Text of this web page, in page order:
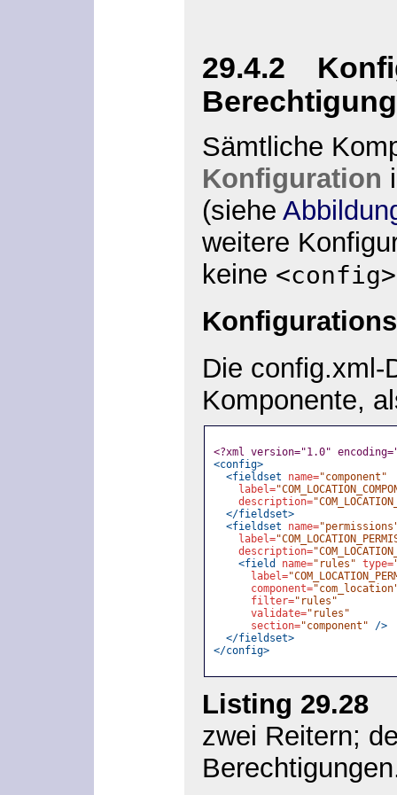
29.4.2
Sämtliche
Konfiguration
(siehe
weitere
keine <config>
Die config.xml -
Komponente,
<?xml version="1.0"
<config>
<fieldset
name="component"
label=
description=
</fieldset>
<fieldset
name=
label=
description=
<field
name="rules" type=
label=
component=
filter="rules"
validate="rules"
section="component"
/>
</fieldset>
</config>
Listing 29.28
zwei Reitern;